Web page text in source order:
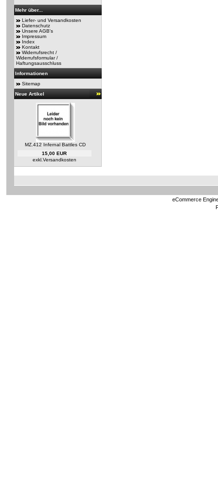
Mehr über...
Liefer- und Versandkosten
Datenschutz
Unsere AGB's
Impressum
Index
Kontakt
Widerrufsrecht /
Widerrufsformular /
Haftungsausschluss
Informationen
Sitemap
Neue Artikel
MZ.412 Infernal Battles CD
15,00 EUR
exkl. Versandkosten
eCommerce